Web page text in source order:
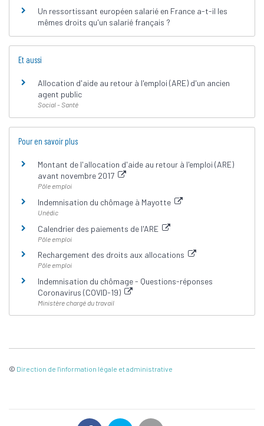
Un ressortissant européen salarié en France a-t-il les
mêmes droits qu'un salarié français ?
Et aussi
Allocation d'aide au retour à l'emploi (ARE) d'un ancien
agent public
Social - Santé
Pour en savoir plus
Montant de l'allocation d'aide au retour à l'emploi (ARE)
avant novembre 2017
Pôle emploi
Indemnisation du chômage à Mayotte
Unédic
Calendrier des paiements de l'ARE
Pôle emploi
Rechargement des droits aux allocations
Pôle emploi
Indemnisation du chômage - Questions-réponses
Coronavirus (COVID-19)
Ministère chargé du travail
© Direction de l'information légale et administrative